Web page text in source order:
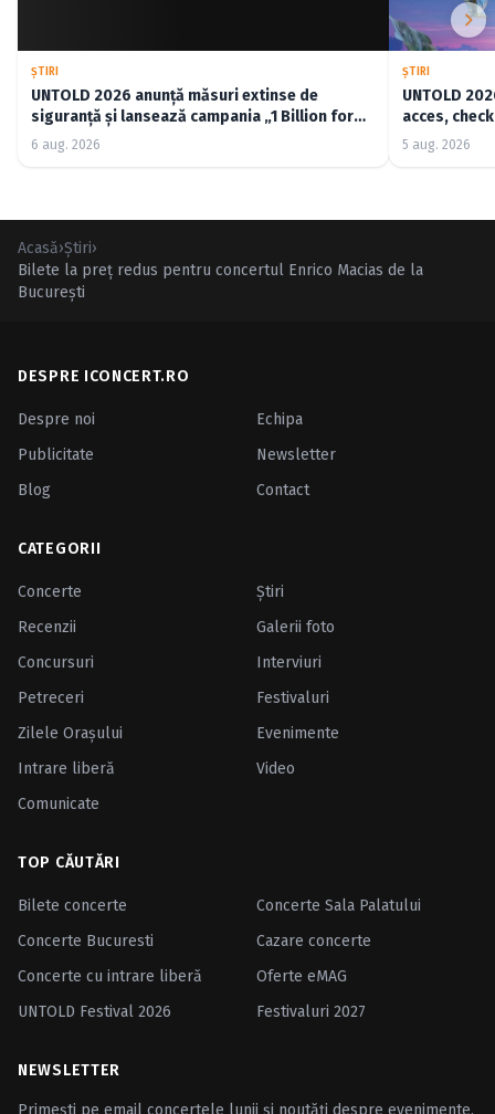
ŞTIRI
UNTOLD 2026 anunță măsuri extinse de
siguranță și lansează campania „1 Billion for
Good”
6 aug. 2026
ŞTIRI
UNTOLD
acces,
5 aug. 2026
Acasă›Ştiri›
Bilete la preţ redus pentru concertul Enrico Macias de la
Bucureşti
DESPRE ICONCERT.RO
Despre noi
Echipa
Publicitate
Newsletter
Blog
Contact
CATEGORII
Concerte
Ştiri
Recenzii
Galerii foto
Concursuri
Interviuri
Petreceri
Festivaluri
Zilele Oraşului
Evenimente
Intrare liberă
Video
Comunicate
TOP CĂUTĂRI
Bilete concerte
Concerte Sala Palatului
Concerte Bucuresti
Cazare concerte
Concerte cu intrare liberă
Oferte eMAG
UNTOLD Festival 2026
Festivaluri 2027
NEWSLETTER
Primești pe email concertele lunii și noutăți despre evenimente.